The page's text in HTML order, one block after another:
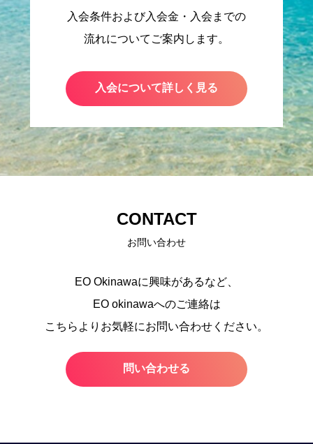
入会条件および入会金・入会までの
流れについてご案内します。
入会について詳しく見る
CONTACT
お問い合わせ
EO Okinawaに興味があるなど、
EO okinawaへのご連絡は
こちらよりお気軽にお問い合わせください。
問い合わせる